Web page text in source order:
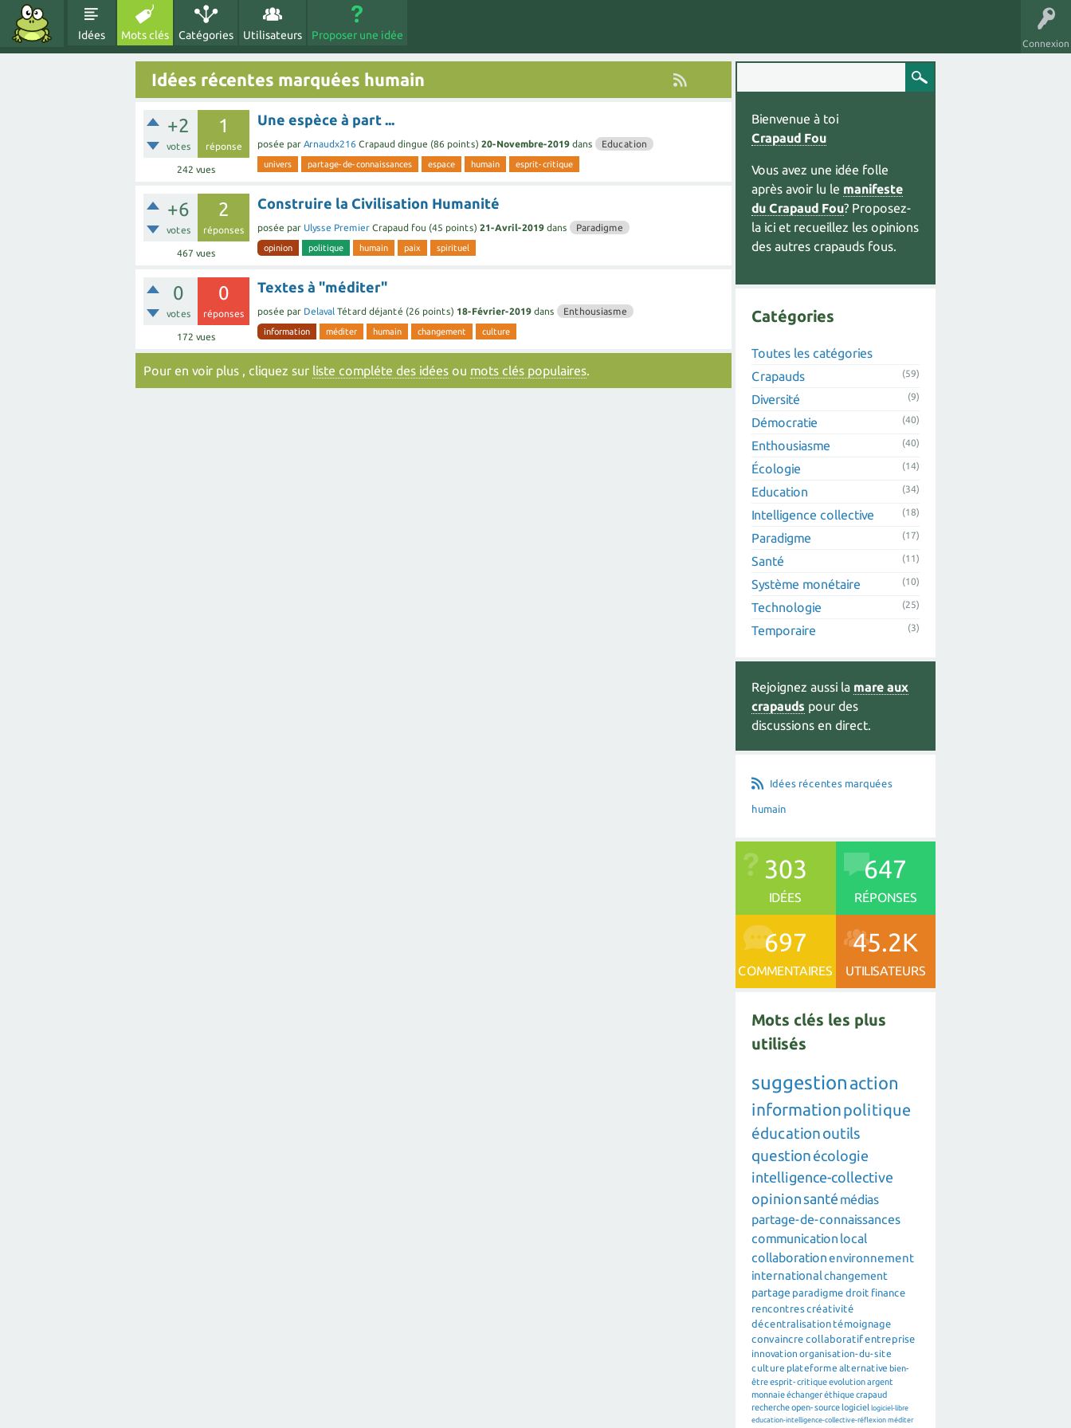
Connexion
Idées Mots clés Catégories Utilisateurs Proposer une idée
Idées récentes marquées humain
+2
votes
1
réponse
242 vues
Une espèce à part ...
posée par Arnaudx216 Crapaud dingue (86 points) 20-Novembre-2019 dans Education
univers partage-de-connaissances espace humain esprit-critique
+6
votes
2
réponses
467 vues
Construire la Civilisation Humanité
posée par Ulysse Premier Crapaud fou (45 points) 21-Avril-2019 dans Paradigme
opinion politique humain paix spirituel
0
votes
0
réponses
172 vues
Textes à "méditer"
posée par Delaval Tétard déjanté (26 points) 18-Février-2019 dans Enthousiasme
information méditer humain changement culture
Pour en voir plus , cliquez sur liste compléte des idées ou mots clés populaires.
Bienvenue à toi
Crapaud Fou
Vous avez une idée folle
après avoir lu le manifeste
du Crapaud Fou? Proposez-
la ici et recueillez les opinions
des autres crapauds fous.
Catégories
Toutes les catégories
Crapauds
(59)
Diversité (9)
Démocratie (40)
Enthousiasme (40)
Écologie (14)
Education (34)
Intelligence collective (18)
Paradigme (17)
Santé (11)
Système monétaire (10)
Technologie (25)
Temporaire (3)
Rejoignez aussi la mare aux
crapauds pour des
discussions en direct.
Idées récentes marquées
humain
303
IDÉES
647
RÉPONSES
697
COMMENTAIRES
45.2K
UTILISATEURS
Mots clés les plus
utilisés
suggestion action
informationpolitique
éducationoutils
question écologie
intelligence-collective
opinion santé médias
partage-de-connaissances
communication local
collaborationenvironnement
internationalchangement
partage paradigme droit finance
rencontrescréativité
décentralisation témoignage
convaincre collaboratifentreprise
innovation organisation-du-site
culture plateforme alternative bien-
êtreesprit-critiqueevolutionargent
monnaieéchangeréthiquecrapaud
rechercheopen-source logiciel logiciel-libre
education-intelligence-collective-réflexion méditer